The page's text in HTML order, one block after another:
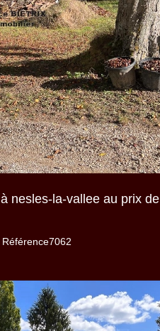
à nesles-la-vallee au prix de
Référence7062